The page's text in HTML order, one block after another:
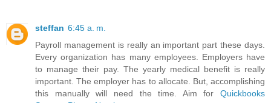
steffan 6:45 a. m.
Payroll management is really an important part these days.
Every organization has many employees. Employers have
to manage their pay. The yearly medical benefit is really
important. The employer has to allocate. But, accomplishing
this manually will need the time. Aim for Quickbooks